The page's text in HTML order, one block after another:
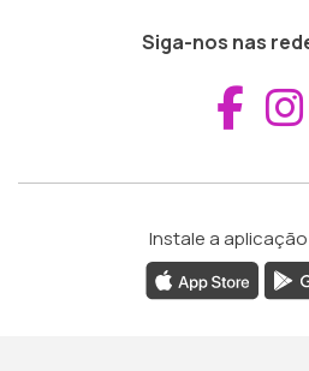
Siga-nos nas
Instale a aplicação